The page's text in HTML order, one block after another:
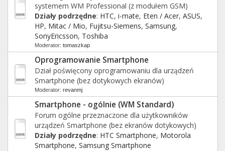
systemem WM Professional (z modułem GSM)
Działy podrzędne: HTC, i-mate, Eten / Acer, ASUS,
HP, Mitac / Mio, Fujitsu-Siemens, Samsung,
SonyEricsson, Toshiba
Moderator: tomaszkap
Oprogramowanie Smartphone
Dział poświęcony oprogramowaniu dla urządzeń
Smartphone (bez dotykowych ekranów)
Moderator: revanmj
Smartphone - ogólnie (WM Standard)
Forum ogólne przeznaczone dla użytkowników
urządzeń Smartphone (bez ekranów dotykowych)
Działy podrzędne: HTC Smartphone, Motorola
Smartphone, Samsung Smartphone